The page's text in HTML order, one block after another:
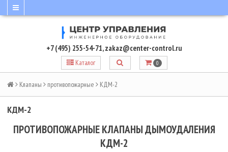
+7 (495) 255-54-71,zakaz@center-control.ru
Каталог 0
Клапаны противопожарные КДМ-2
КДМ-2
ПРОТИВОПОЖАРНЫЕ КЛАПАНЫ ДЫМОУДАЛЕНИЯ
КДМ-2